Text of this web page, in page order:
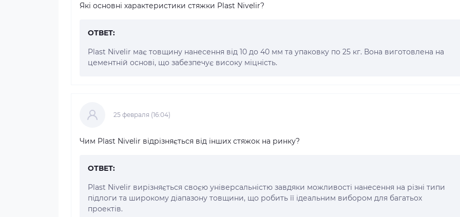
Які основні характеристики стяжки Plast Nivelir?
ОТВЕТ:
Plast Nivelir має товщину нанесення від 10 до 40 мм та упаковку по 25 кг. Вона виготовлена на
цементній основі, що забезпечує високу міцність.
25 февраля (16:04)
Чим Plast Nivelir відрізняється від інших стяжок на ринку?
ОТВЕТ:
Plast Nivelir вирізняється своєю універсальністю завдяки можливості нанесення на різні типи
підлоги та широкому діапазону товщини, що робить її ідеальним вибором для багатьох
проектів.